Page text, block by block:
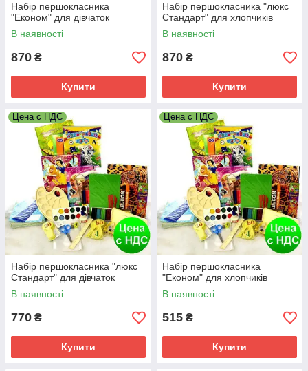
Набір першокласника
"Економ" для дівчаток
В наявності
870 ₴
Купити
Набір першокласника "люкс
Стандарт" для хлопчиків
В наявності
870 ₴
Купити
Цена с НДС
Набір першокласника "люкс
Стандарт" для дівчаток
В наявності
770 ₴
Купити
Цена с НДС
Набір першокласника
"Економ" для хлопчиків
В наявності
515 ₴
Купити